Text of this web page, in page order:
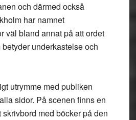
och därmed också
har namnet
väl bland annat på att ordet
underkastelse och
utrymme med publiken
sidor. På scenen finns en
med böcker på den